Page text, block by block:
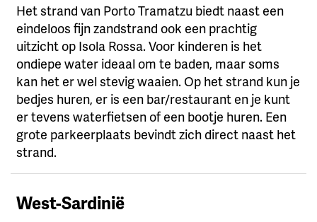
Het strand van Porto Tramatzu biedt naast een
eindeloos fijn zandstrand ook een prachtig
uitzicht op Isola Rossa. Voor kinderen is het
ondiepe water ideaal om te baden, maar soms
kan het er wel stevig waaien. Op het strand kun je
bedjes huren, er is een bar/restaurant en je kunt
er tevens waterfietsen of een bootje huren. Een
grote parkeerplaats bevindt zich direct naast het
strand.
West-Sardinië